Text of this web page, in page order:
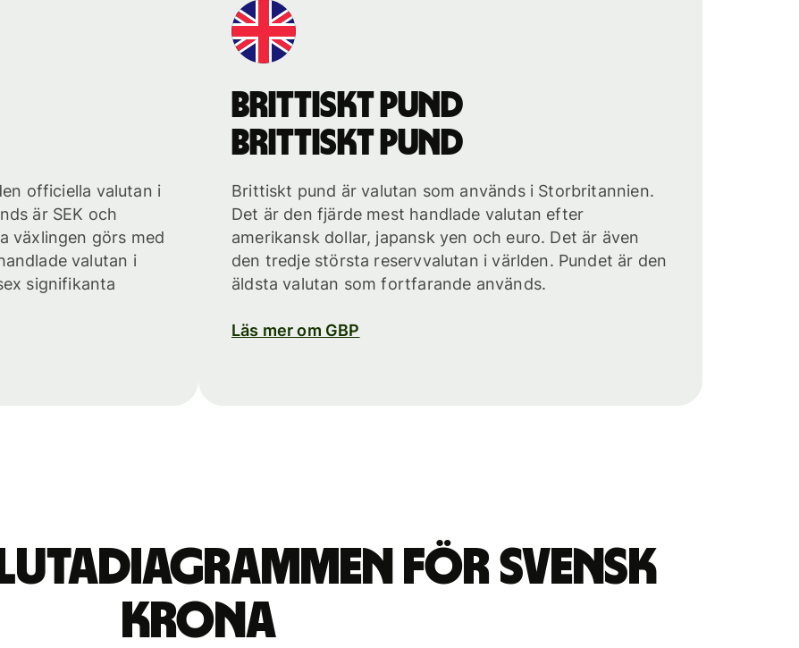
officiella valutan i
är SEK och
växlingen görs med
valutan i
signifikanta
brittiskt pund
brittiskt pund
Brittiskt pund är valutan som används i Storbritannien.
Det är den fjärde mest handlade valutan efter
amerikansk dollar, japansk yen och euro. Det är även
den tredje största reservvalutan i världen. Pundet är den
äldsta valutan som fortfarande används.
Läs mer om GBP
för svensk
krona